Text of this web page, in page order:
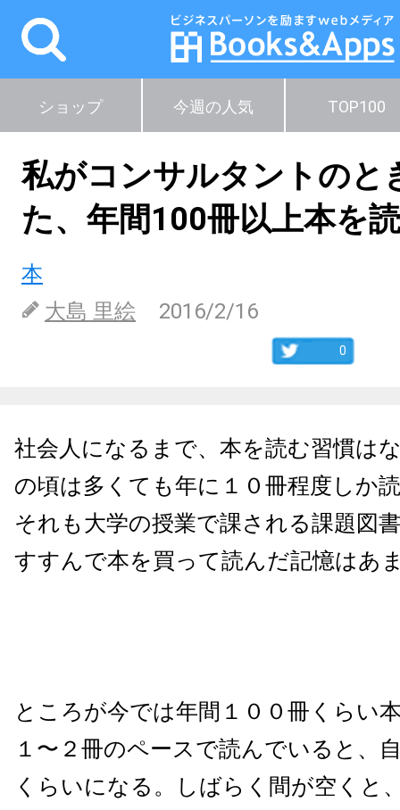
ショップ 今週の人気 TOP100
私がコンサルタントのと
た、年間100冊以上本を
本
大島 里絵
2016/2/16
0
社会人になるまで、本を読む習慣は
の頃は多くても年に１０冊程度しか
それも大学の授業で課される課題図
すすんで本を買って読んだ記憶はあ
ところが今では年間１００冊くらい
１〜２冊のペースで読んでいると、
くらいになる。しばらく間が空くと